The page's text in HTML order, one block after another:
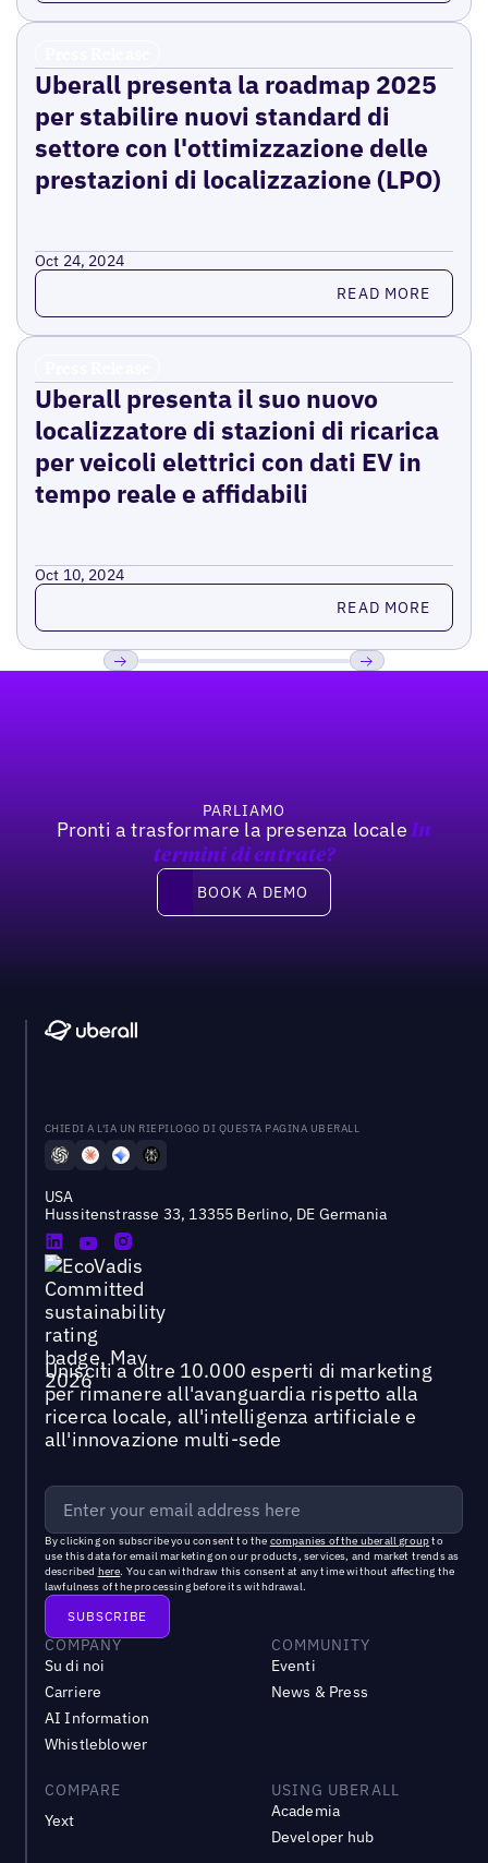
Uberall presenta la roadmap 2025
per stabilire nuovi standard di
settore con l'ottimizzazione delle
prestazioni di localizzazione (LPO)
Oct 24, 2024
Read more READ MORE
Uberall presenta il suo nuovo
localizzatore di stazioni di ricarica
per veicoli elettrici con dati EV in
tempo reale e affidabili
Oct 10, 2024
Read more READ MORE
PARLIAMO
Pronti a trasformare la presenza locale In
termini di entrate?
Book a demo
BOOK A DEMO
CHIEDI A L'IA UN RIEPILOGO DI QUESTA PAGINA UBERALL
USA
Hussitenstrasse 33, 13355 Berlino, DE Germania
Unisciti a oltre 10.000 esperti di marketing
per rimanere all'avanguardia rispetto alla
ricerca locale, all'intelligenza artificiale e
all'innovazione multi-sede
By clicking on subscribe you consent to the companies of the uberall groupto
use this data for email marketing on our products, services, and market trends as
described here. You can withdraw this consent at any time without affecting the
lawfulness of the processing before its withdrawal.
COMPANY
Su di noi
Carriere
AI Information
Whistleblower
COMMUNITY
Eventi
News & Press
COMPARE
Yext
USING UBERALL
Academia
Developer hub